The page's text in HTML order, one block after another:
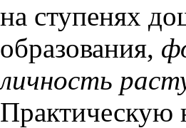
на ступенях
образования,
личность
Практическую